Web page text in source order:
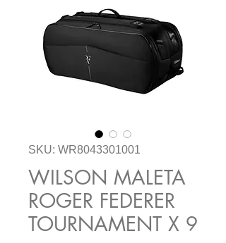
SKU: WR8043301001
WILSON MALETA
ROGER FEDERER
TOURNAMENT X 9